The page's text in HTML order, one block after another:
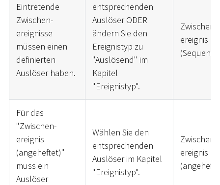
Eintretende
Zwischen-
ereignisse
müssen einen
definierten
Auslöser haben.
entsprechenden
Auslöser ODER
ändern Sie den
Ereignistyp zu
"Auslösend" im
Kapitel
"Ereignistyp".
Zwischen-
ereignis
Für das
"Zwischen-
ereignis
(angeheftet)"
muss ein
Auslöser
Wählen Sie den
entsprechenden
Auslöser im Kapitel
"Ereignistyp".
Zwischen-
ereignis